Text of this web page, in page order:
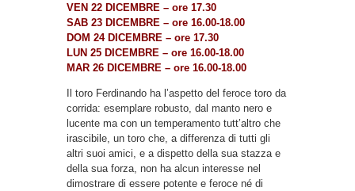
VEN 22 DICEMBRE – ore 17.30
SAB 23 DICEMBRE – ore 16.00-18.00
DOM 24 DICEMBRE – ore 17.30
LUN 25 DICEMBRE – ore 16.00-18.00
MAR 26 DICEMBRE – ore 16.00-18.00
Il toro Ferdinando ha l’aspetto del feroce toro da
corrida: esemplare robusto, dal manto nero e
lucente ma con un temperamento tutt’altro che
irascibile, un toro che, a differenza di tutti gli
altri suoi amici, e a dispetto della sua stazza e
della sua forza, non ha alcun interesse nel
dimostrare di essere potente e feroce né di